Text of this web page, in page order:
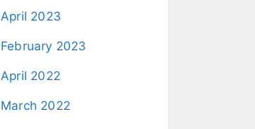
April 2023
February 2023
April 2022
March 2022